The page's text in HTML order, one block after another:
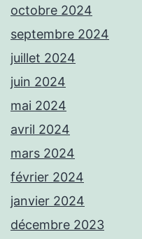
octobre 2024
septembre 2024
juillet 2024
juin 2024
mai 2024
avril 2024
mars 2024
février 2024
janvier 2024
décembre 2023